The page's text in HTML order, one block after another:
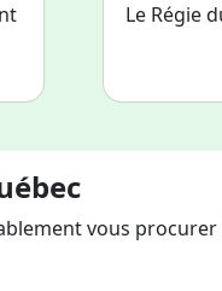
Le Régie
vous